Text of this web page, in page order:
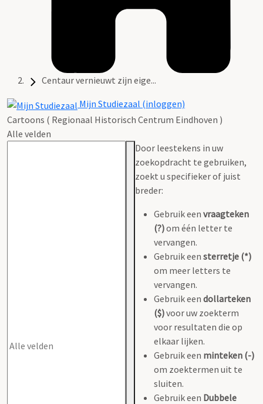
Centaur vernieuwt zijn eige...
Mijn Studiezaal (inloggen)
Cartoons ( Regionaal Historisch Centrum Eindhoven )
Alle velden
Door leestekens in uw
zoekopdracht te gebruiken,
zoekt u specifieker of juist
breder:
Gebruik een vraagteken
(?)om één letter te
vervangen.
Gebruik een sterretje (*)
om meer letters te
vervangen.
Gebruik een dollarteken
($)voor uw zoekterm
voor resultaten die op
elkaar lijken.
Gebruik een minteken (-)
om zoektermen uit te
sluiten.
Gebruik een Dubbele